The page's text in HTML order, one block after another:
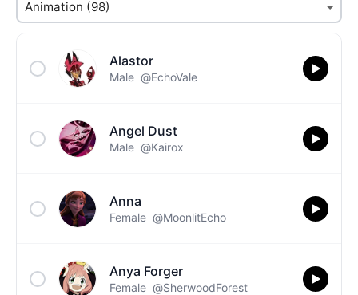
Alastor
Male @EchoVale
Angel Dust
Male @Kairox
Anna
Female @MoonlitEcho
Anya Forger
Female @SherwoodForest